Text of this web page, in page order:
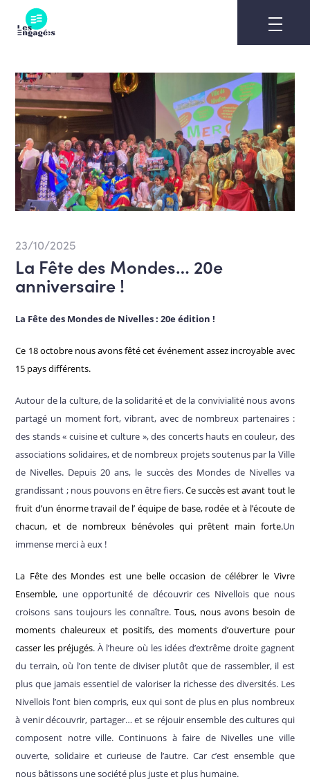
content
23/10/2025
La Fête des Mondes… 20e
anniversaire !
La Fête des Mondes de Nivelles : 20e édition !
Ce 18 octobre nous avons fêté cet événement assez incroyable avec
15 pays différents.
Autour de la culture, de la solidarité et de la convivialité nous avons
partagé un moment fort, vibrant, avec de nombreux partenaires :
des stands « cuisine et culture », des concerts hauts en couleur, des
associations solidaires, et de nombreux projets soutenus par la Ville
de Nivelles. Depuis 20 ans, le succès des Mondes de Nivelles va
grandissant ; nous pouvons en être fiers.Ce succès est avant tout le
fruit d’un énorme travail de l’ équipe de base, rodée et à l’écoute de
chacun, et de nombreux bénévoles qui prêtent main forte.Un
immense merci à eux !
La Fête des Mondes est une belle occasion de célébrer le Vivre
Ensemble, une opportunité de découvrir ces Nivellois que nous
croisons sans toujours les connaître.Tous, nous avons besoin de
moments chaleureux et positifs, des moments d’ouverture pour
casser les préjugés. À l’heure où les idées d’extrême droite gagnent
du terrain, où l’on tente de diviser plutôt que de rassembler, il est
plus que jamais essentiel de valoriser la richesse des diversités. Les
Nivellois l’ont bien compris, eux qui sont de plus en plus nombreux
à venir découvrir, partager… et se réjouir ensemble des cultures qui
composent notre ville. Continuons à faire de Nivelles une ville
ouverte, solidaire et curieuse de l’autre. Car c’est ensemble que
nous bâtissons une société plus juste et plus humaine.